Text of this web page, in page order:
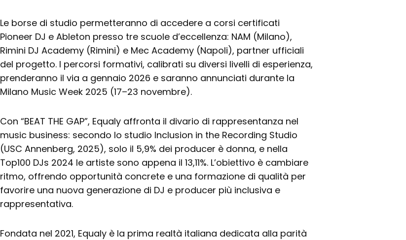
Le borse di studio permetteranno di accedere a corsi certificati
Pioneer DJ e Ableton presso tre scuole d’eccellenza: NAM (Milano),
Rimini DJ Academy (Rimini) e Mec Academy (Napoli), partner ufficiali
del progetto. I percorsi formativi, calibrati su diversi livelli di esperienza,
prenderanno il via a gennaio 2026 e saranno annunciati durante la
Milano Music Week 2025 (17–23 novembre).
Con “BEAT THE GAP”, Equaly affronta il divario di rappresentanza nel
music business: secondo lo studio Inclusion in the Recording Studio
(USC Annenberg, 2025), solo il 5,9% dei producer è donna, e nella
Top100 DJs 2024 le artiste sono appena il 13,11%. L’obiettivo è cambiare
ritmo, offrendo opportunità concrete e una formazione di qualità per
favorire una nuova generazione di DJ e producer più inclusiva e
rappresentativa.
Fondata nel 2021, Equaly è la prima realtà italiana dedicata alla parità